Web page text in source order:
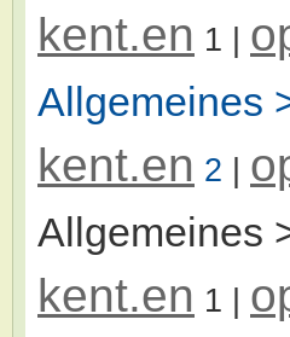
kent.en 1 |
Allgemeines
kent.en 2 |
Allgemeines
kent.en 1 |